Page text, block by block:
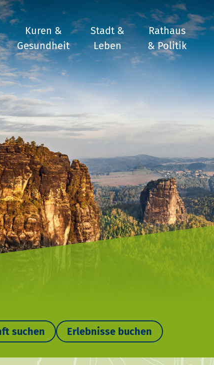
Kuren &
Gesundheit
Stadt &
Leben
Rathaus
& Politik
suchen Erlebnisse buchen